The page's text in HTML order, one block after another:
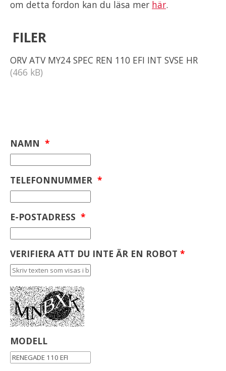
om detta fordon kan du läsa mer här.
FILER
ORV ATV MY24 SPEC REN 110 EFI INT SVSE HR
(466 kB)
NAMN *
TELEFONNUMMER *
E-POSTADRESS *
VERIFIERA ATT DU INTE ÄR EN ROBOT *
MODELL